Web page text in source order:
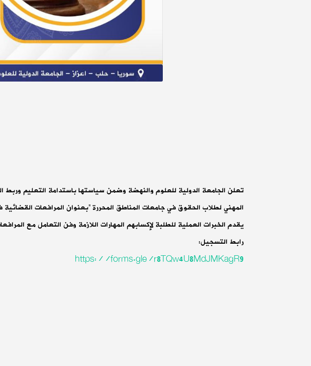
تعلن الجامعة الدولية للعلوم والنهضة وضمن سياستها باستدامة التعليم وربط
المهني لطلاب الحقوق في جامعات المناطق المحررة “بعنوان المرافعات
يقدم الخبرات العملية للطلبة لإكسابهم المهارات اللازمة وفن التعامل مع
رابط التسجيل:
https://forms.gle/r8TQw4U8MdJMKagR9